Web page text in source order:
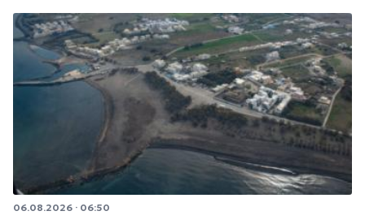
06.08.2026 · 06:50